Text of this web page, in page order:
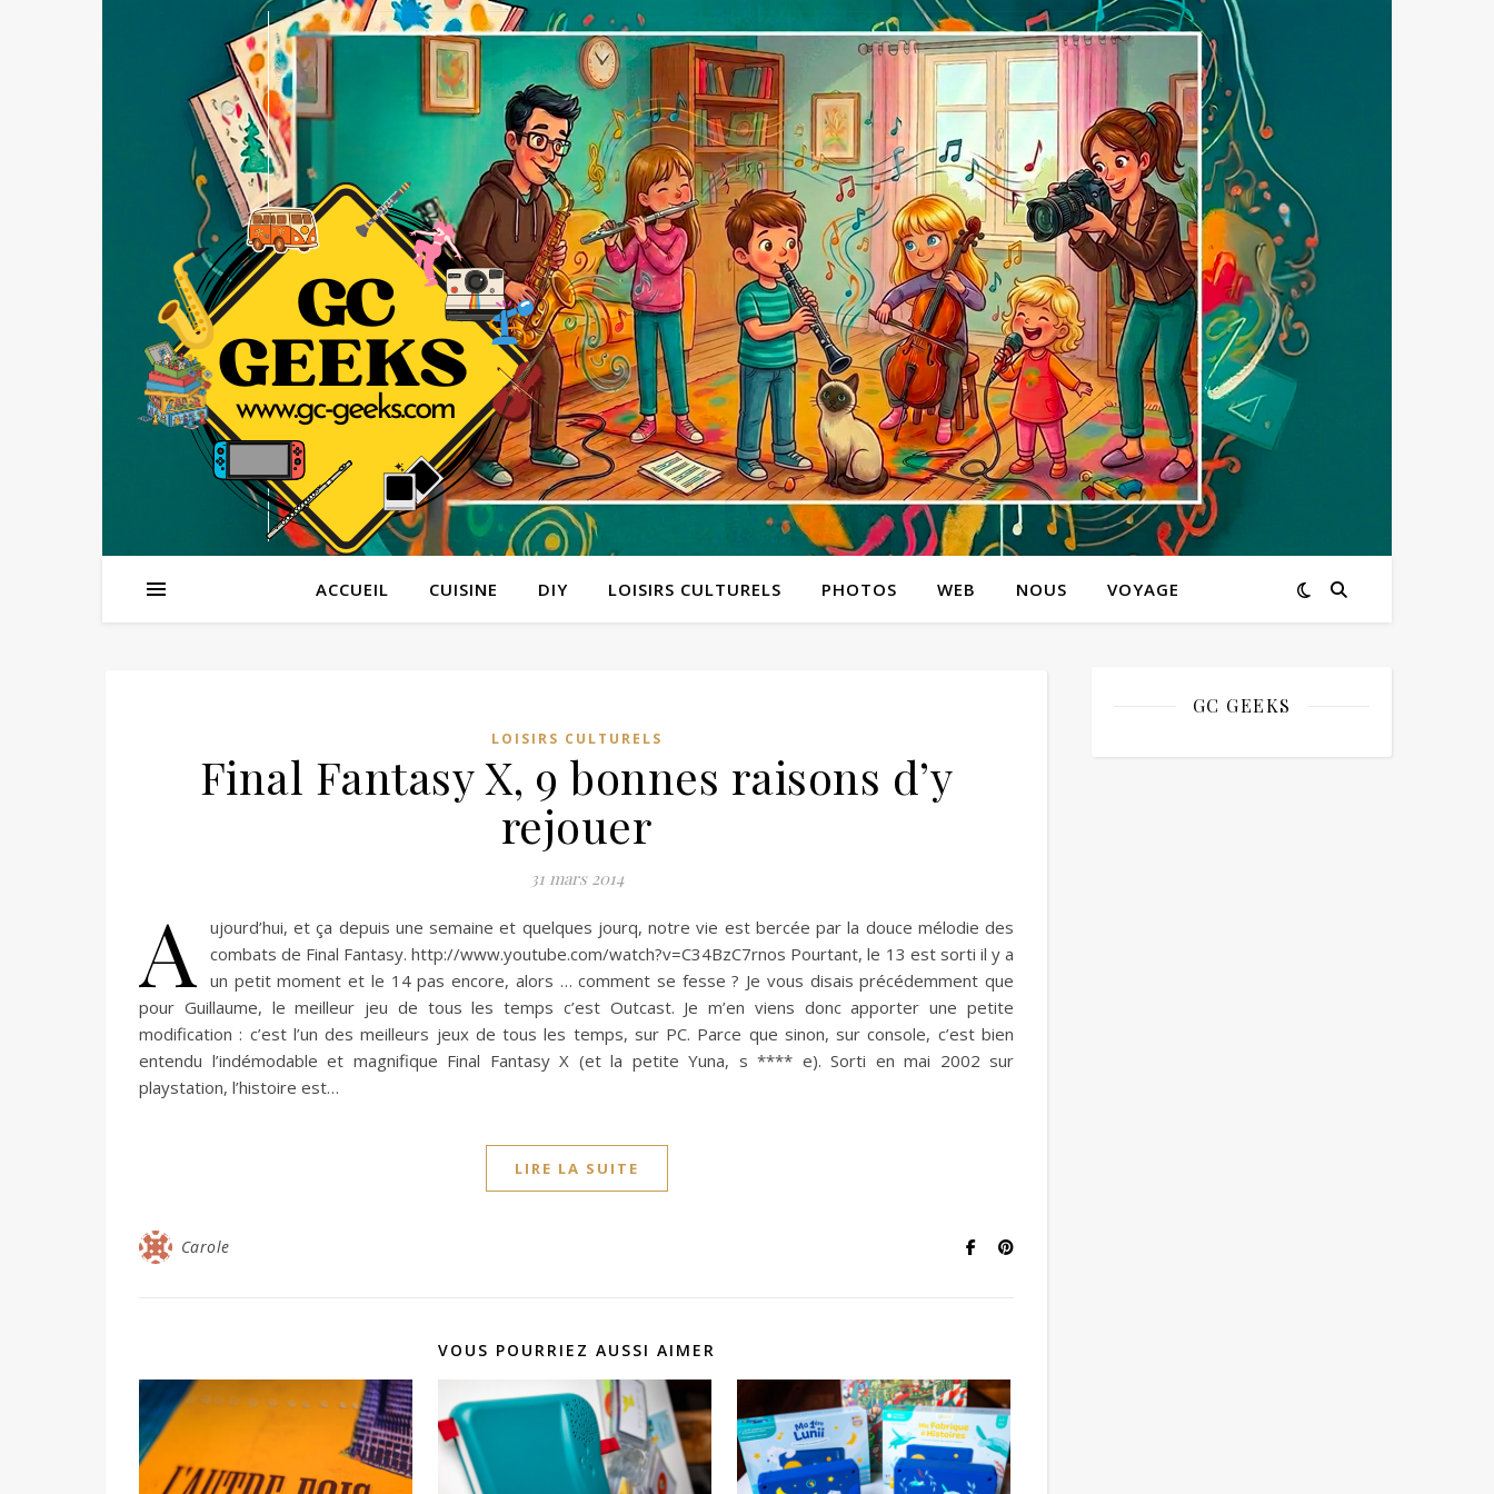
ACCUEIL CUISINE DIY LOISIRS CULTURELS PHOTOS WEB NOUS VOYAGE
LOISIRS CULTURELS
Final Fantasy X, 9 bonnes raisons d’y
rejouer
31 mars 2014
A
ujourd’hui, et ça depuis une semaine et quelques jourq, notre vie est bercée par la douce mélodie des
combats de Final Fantasy. http://www.youtube.com/watch?v=C34BzC7rnos Pourtant, le 13 est sorti il y a
un petit moment et le 14 pas encore, alors … comment se fesse ? Je vous disais précédemment que
pour Guillaume, le meilleur jeu de tous les temps c’est Outcast. Je m’en viens donc apporter une petite
modification : c’est l’un des meilleurs jeux de tous les temps, sur PC. Parce que sinon, sur console, c’est bien
entendu l’indémodable et magnifique Final Fantasy X (et la petite Yuna, s **** e). Sorti en mai 2002 sur
playstation, l’histoire est…
LIRE LA SUITE
Carole
VOUS POURRIEZ AUSSI AIMER
GC GEEKS